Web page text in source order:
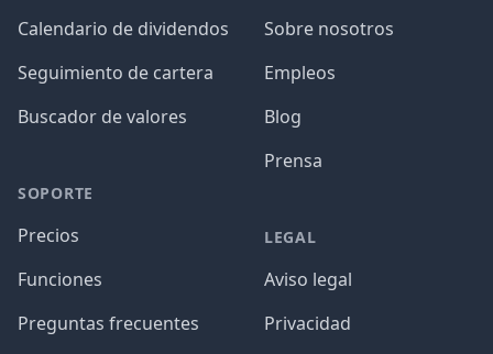
Calendario de dividendos
Seguimiento de cartera
Buscador de valores
SOPORTE
Precios
Funciones
Preguntas frecuentes
Sobre nosotros
Empleos
Blog
Prensa
LEGAL
Aviso legal
Privacidad